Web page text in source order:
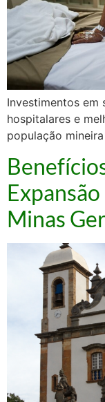
Investimentos em
hospitalares e
população mineira
Minas